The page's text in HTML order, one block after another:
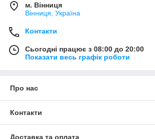
м. Вінниця
Вінниця, Україна
Контакти
Сьогодні працює з 08:00 до 20:00
Показати весь графік роботи
Про нас
Контакти
Доставка та оплата